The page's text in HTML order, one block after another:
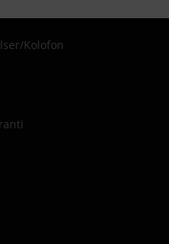
/Kolofon